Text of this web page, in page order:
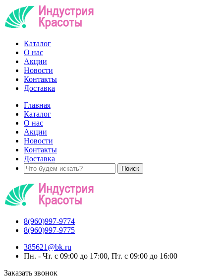
Каталог
О нас
Акции
Новости
Контакты
Доставка
Главная
Каталог
О нас
Акции
Новости
Контакты
Доставка
8(960)997-9774
8(960)997-9775
385621@bk.ru
Пн. - Чт. с 09:00 до 17:00, Пт. с 09:00 до 16:00
Заказать звонок